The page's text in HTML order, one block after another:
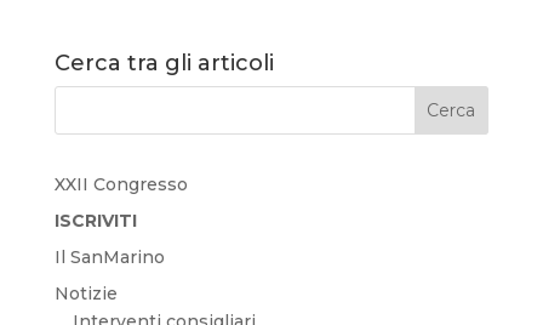
Cerca tra gli articoli
XXII Congresso
ISCRIVITI
Il SanMarino
Notizie